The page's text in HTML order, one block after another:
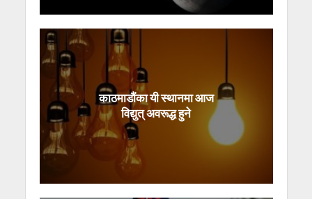
काठमाडौंका यी स्थानमा आज
विद्युत् अवरूद्ध हुने